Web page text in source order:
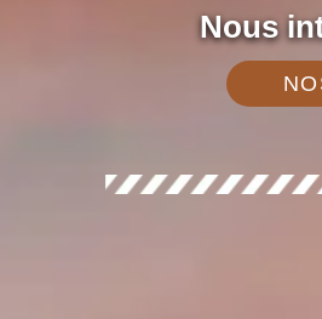
Nous